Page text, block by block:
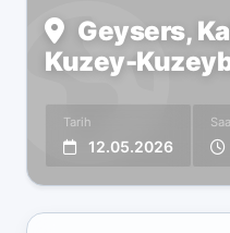
Geysers,
Kuzey-
Tarih
12.05.2026